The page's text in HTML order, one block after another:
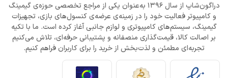
دراگون‌شاپ از سال 1396 به‌عنوان یکی از مراجع تخصصی حوزه‌ی گیمینگ
و کامپیوتر فعالیت خود را در زمینه‌ی عرضه‌ی کنسول‌های بازی، تجهیزات
گیمینگ، سیستم‌های کامپیوتری و لوازم جانبی آغاز کرده است. ما با تکیه
بر اصالت کالا، قیمت‌گذاری منصفانه و پشتیبانی حرفه‌ای، تلاش می‌کنیم
تجربه‌ای مطمئن و لذت‌بخش از خرید را برای کاربران فراهم کنیم.